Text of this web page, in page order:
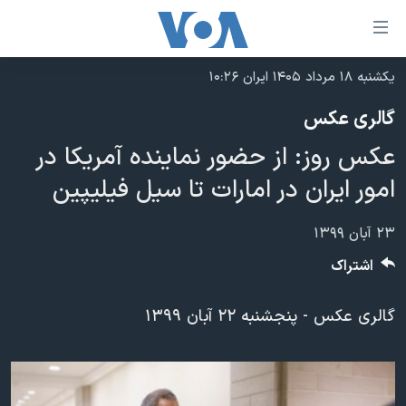
لینکهای
قابل
دسترسی
جهش
محتوای
اصلی
جهش
به
صفحه
جهش
نسخه سبک وب‌سایت
موضوع ها
ایران
آمریکا
جهان
گزیده‌ها
برنامه های تلویزیونی
جدول برنامه ها
صفحه‌های ویژه
عملیات خشم حماسی
بایگانی برنامه‌های تلویزیونی
پخش رادیویی
یادگیری زبان انگلیسی
یکشنبه ۱۸ مرداد ۱۴۰۵ ایران ۱۰:۲۶
گالری عکس
عکس روز: از حضور نماینده آمریکا در
امور ایران در امارات تا سیل فیلیپین
۲۳ آبان ۱۳۹۹
گالری عکس - پنجشنبه ۲۲ آبان ۱۳۹۹
اشتراک